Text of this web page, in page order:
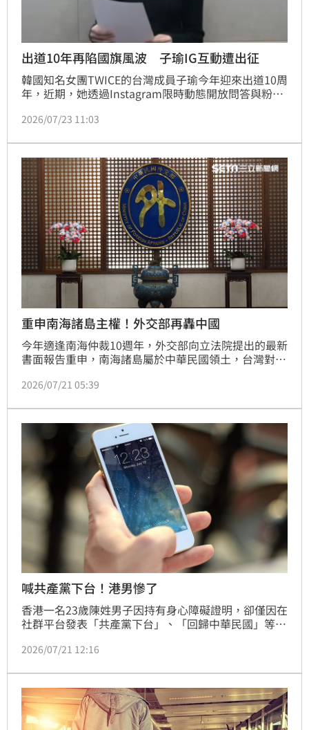
出道10年再陷國旗風波 子瑜IG互動遭出征
韓國知名女團TWICE的台灣成員子瑜今年迎來出道10周
年，近期，她透過Instagram限時動態開放問答與粉絲
的美食，請告訴我」並在句子結尾加上台灣國旗以及飛
漿」，未料卻因提問中出現了中華民國國旗，引發中國
網友熱烈討論。林品妤
2026/07/23 11:03
重申南海諸島主權！外交部再轟中國
今年適逢南海仲裁10週年，外交部向立法院提出的最新
書面報告重申，南海諸島屬於中華民國領土，台灣對於
下，中國持續結合官方謬論、灰色地帶操作及軍事化部
2026/07/21 05:39
喊共產黨下台！港男慘了
香港一名23歲陳姓男子因持有身心障礙證明，卻僅因在
社群平台發表「共產黨下台」、「回歸中華民國」等言
家政權罪」重判入獄2年4個月。儘管辯方律師強調被告
安法指定法官陳廣池認定其言論具備煽動意圖，不顧被
告身心狀況執意判刑。此案引發國際社會譁然，各界質
疑港版國安法淪為打壓異見、無視人權的工具，對弱勢
群體採取極端
2026/07/21 12:16